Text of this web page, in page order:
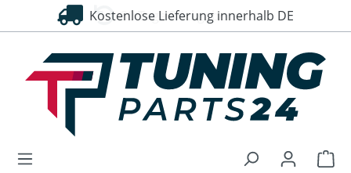
springen Kostenlose Lieferung innerhalb DE
30 Tage Rückgaberecht